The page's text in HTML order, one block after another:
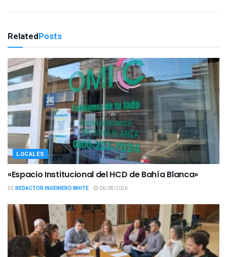
RelatedPosts
LOCALES
«Espacio Institucional del HCD de Bahía Blanca»
DEREDACTOR INGENIERO WHITE 06/08/2026